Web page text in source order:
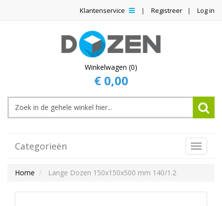
Klantenservice Registreer Log in
Winkelwagen (0)
€ 0,00
Categorieën
Toggle
Home
Lange Dozen 150x150x500 mm 140/1.2